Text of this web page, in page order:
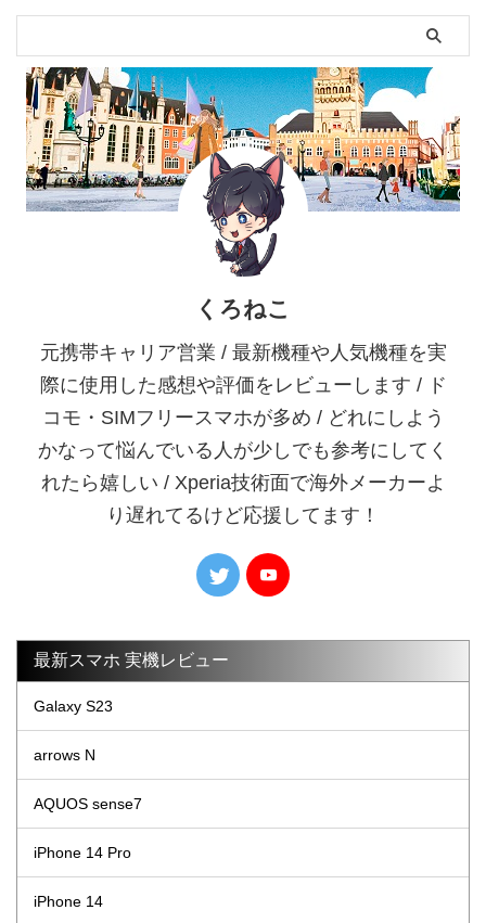
くろねこ
元携帯キャリア営業 / 最新機種や人気機種を実
際に使用した感想や評価をレビューします / ド
コモ・SIMフリースマホが多め / どれにしよう
かなって悩んでいる人が少しでも参考にしてく
れたら嬉しい / Xperia技術面で海外メーカーよ
り遅れてるけど応援してます！
最新スマホ 実機レビュー
Galaxy S23
arrows N
AQUOS sense7
iPhone 14 Pro
iPhone 14